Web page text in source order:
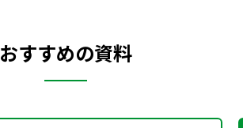
おすすめの資料